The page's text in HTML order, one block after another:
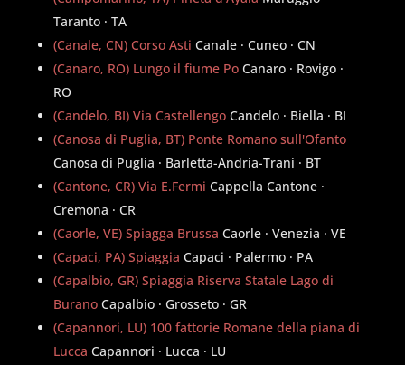
Taranto · TA
(Canale, CN) Corso Asti Canale · Cuneo · CN
(Canaro, RO) Lungo il fiume Po Canaro · Rovigo ·
RO
(Candelo, BI) Via Castellengo Candelo · Biella · BI
(Canosa di Puglia, BT) Ponte Romano sull'Ofanto
Canosa di Puglia · Barletta-Andria-Trani · BT
(Cantone, CR) Via E.Fermi Cappella Cantone ·
Cremona · CR
(Caorle, VE) Spiagga Brussa Caorle · Venezia · VE
(Capaci, PA) Spiaggia Capaci · Palermo · PA
(Capalbio, GR) Spiaggia Riserva Statale Lago di
Burano Capalbio · Grosseto · GR
(Capannori, LU) 100 fattorie Romane della piana di
Lucca Capannori · Lucca · LU